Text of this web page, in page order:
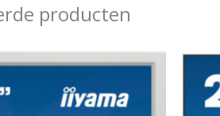
producten